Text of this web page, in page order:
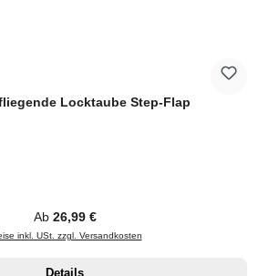
Locktaube Step-Flap
Regulärer Preis:
Ab 26,99 €
inkl. USt. zzgl. Versandkosten
Details